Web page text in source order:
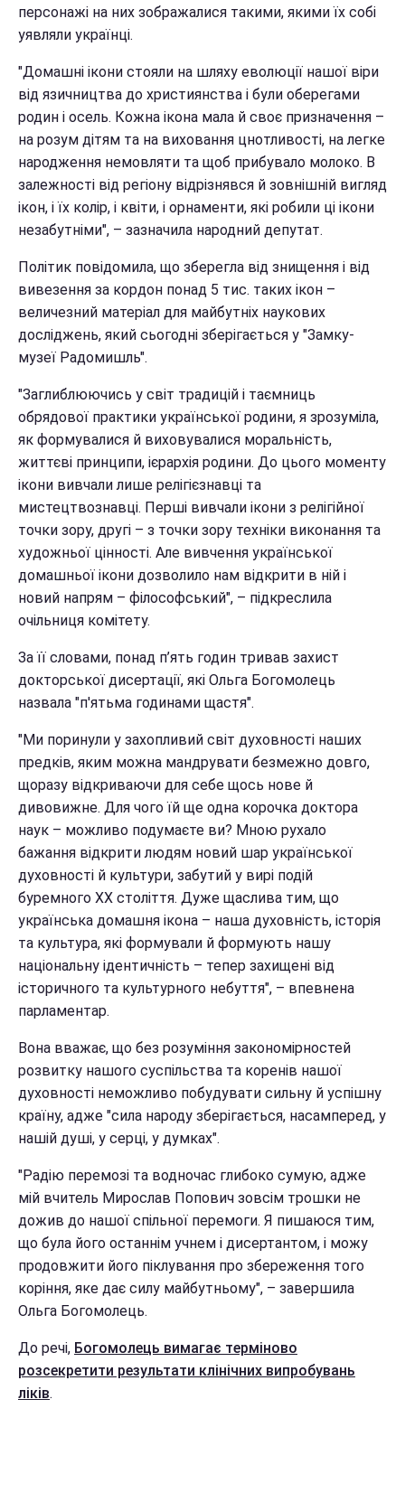
персонажі на них зображалися такими, якими їх собі
уявляли українці.
"Домашні ікони стояли на шляху еволюції нашої віри
від язичництва до християнства і були оберегами
родин і осель. Кожна ікона мала й своє призначення –
на розум дітям та на виховання цнотливості, на легке
народження немовляти та щоб прибувало молоко. В
залежності від регіону відрізнявся й зовнішній вигляд
ікон, і їх колір, і квіти, і орнаменти, які робили ці ікони
незабутніми", – зазначила народний депутат.
Політик повідомила, що зберегла від знищення і від
вивезення за кордон понад 5 тис. таких ікон –
величезний матеріал для майбутніх наукових
досліджень, який сьогодні зберігається у "Замку-
музеї Радомишль".
"Заглиблюючись у світ традицій і таємниць
обрядової практики української родини, я зрозуміла,
як формувалися й виховувалися моральність,
життєві принципи, ієрархія родини. До цього моменту
ікони вивчали лише релігієзнавці та
мистецтвознавці. Перші вивчали ікони з релігійної
точки зору, другі – з точки зору техніки виконання та
художньої цінності. Але вивчення української
домашньої ікони дозволило нам відкрити в ній і
новий напрям – філософський", – підкреслила
очільниця комітету.
За її словами, понад п’ять годин тривав захист
докторської дисертації, які Ольга Богомолець
назвала "п'ятьма годинами щастя".
"Ми поринули у захопливий світ духовності наших
предків, яким можна мандрувати безмежно довго,
щоразу відкриваючи для себе щось нове й
дивовижне. Для чого їй ще одна корочка доктора
наук – можливо подумаєте ви? Мною рухало
бажання відкрити людям новий шар української
духовності й культури, забутий у вирі подій
буремного ХХ століття. Дуже щаслива тим, що
українська домашня ікона – наша духовність, історія
та культура, які формували й формують нашу
національну ідентичність – тепер захищені від
історичного та культурного небуття", – впевнена
парламентар.
Вона вважає, що без розуміння закономірностей
розвитку нашого суспільства та коренів нашої
духовності неможливо побудувати сильну й успішну
країну, адже "сила народу зберігається, насамперед, у
нашій душі, у серці, у думках".
"Радію перемозі та водночас глибоко сумую, адже
мій вчитель Мирослав Попович зовсім трошки не
дожив до нашої спільної перемоги. Я пишаюся тим,
що була його останнім учнем і дисертантом, і можу
продовжити його піклування про збереження того
коріння, яке дає силу майбутньому", – завершила
Ольга Богомолець.
До речі, Богомолець вимагає терміново
розсекретити результати клінічних випробувань
ліків.